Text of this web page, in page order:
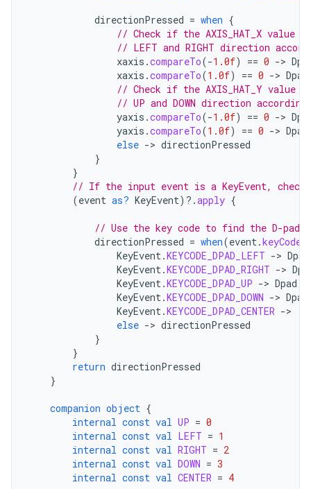
directionPressed = when {
// Check if the AXIS_HAT_X value
// LEFT and RIGHT direction
xaxis .compareTo(-1.0f) == 0 ->
xaxis .compareTo(1.0f) == 0 -> Dpad
// Check if the AXIS_HAT_Y
// UP and DOWN direction
yaxis .compareTo(-1.0f) == 0 ->
yaxis .compareTo(1.0f) == 0 -> Dpad
else -> directionPressed
}
}
// If the input event is a KeyEvent, check
(event as? KeyEvent) ?.apply {
// Use the key code to find the D-pad
directionPressed = when(event.keyCode
KeyEvent.KEYCODE_DPAD_LEFT -> Dpad
KeyEvent.KEYCODE_DPAD_RIGHT ->
KeyEvent.KEYCODE_DPAD_UP -> Dpad
KeyEvent.KEYCODE_DPAD_DOWN -> Dpad
KeyEvent.KEYCODE_DPAD_CENTER ->
else -> directionPressed
}
}
return directionPressed
}
companion object {
internal const val UP = 0
internal const val LEFT = 1
internal const val RIGHT = 2
internal const val DOWN = 3
internal const val CENTER = 4